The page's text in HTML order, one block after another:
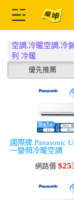
空調.冷暖空調.冷
列 冷暖
優先推薦
國際牌 Panasonic
一變頻冷暖空調
網路價